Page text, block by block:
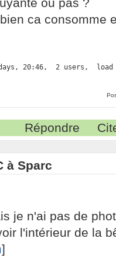
ca consomme
20:46,  2 users,  load
Répondre
à Sparc
je n'ai pas de
l'intérieur de la
]